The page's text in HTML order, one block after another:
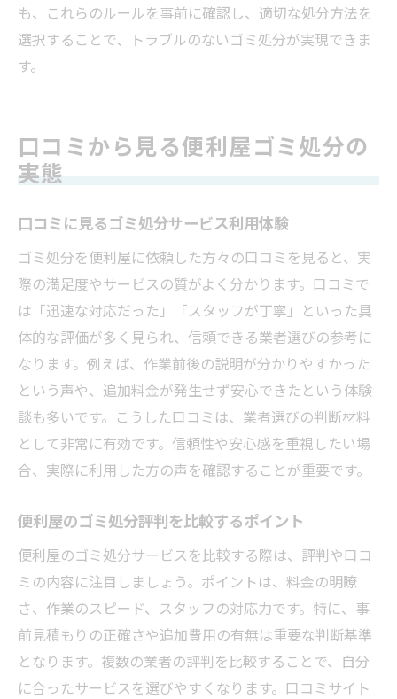
も、これらのルールを事前に確認し、適切な処分方法を
選択することで、トラブルのないゴミ処分が実現できま
す。
口コミから見る便利屋ゴミ処分の
実態
口コミに見るゴミ処分サービス利用体験
ゴミ処分を便利屋に依頼した方々の口コミを見ると、実
際の満足度やサービスの質がよく分かります。口コミで
は「迅速な対応だった」「スタッフが丁寧」といった具
体的な評価が多く見られ、信頼できる業者選びの参考に
なります。例えば、作業前後の説明が分かりやすかった
という声や、追加料金が発生せず安心できたという体験
談も多いです。こうした口コミは、業者選びの判断材料
として非常に有効です。信頼性や安心感を重視したい場
合、実際に利用した方の声を確認することが重要です。
便利屋のゴミ処分評判を比較するポイント
便利屋のゴミ処分サービスを比較する際は、評判や口コ
ミの内容に注目しましょう。ポイントは、料金の明瞭
さ、作業のスピード、スタッフの対応力です。特に、事
前見積もりの正確さや追加費用の有無は重要な判断基準
となります。複数の業者の評判を比較することで、自分
に合ったサービスを選びやすくなります。口コミサイト